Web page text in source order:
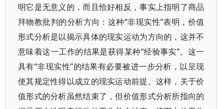
明它是无意义的，而且恰好相反，事实上指明了商品
拜物教批判的分析方向：这种“非现实性”表明，价值
形式分析是以揭示具体的现实运动为方向的，这并不
意味着这一工作的结果是获得某种“经验事实”。这一
具有“非现实性”的结果有必要被进一步分析，以呈现
使其规定性得以成立的现实运动前提。这样，关于价
值形式的分析虽然结束了，但价值形式分析所指向的